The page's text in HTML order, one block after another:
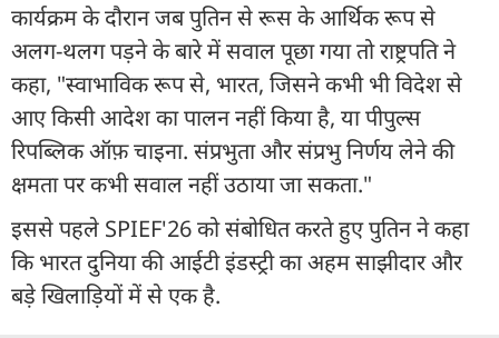
कार्यक्रम के दौरान जब पुतिन से रूस के आर्थिक रूप से
अलग-थलग पड़ने के बारे में सवाल पूछा गया तो राष्ट्रपति ने
कहा, "स्वाभाविक रूप से, भारत, जिसने कभी भी विदेश से
आए किसी आदेश का पालन नहीं किया है, या पीपुल्स
रिपब्लिक ऑफ़ चाइना. संप्रभुता और संप्रभु निर्णय लेने की
क्षमता पर कभी सवाल नहीं उठाया जा सकता."
इससे पहले SPIEF'26 को संबोधित करते हुए पुतिन ने कहा
कि भारत दुनिया की आईटी इंडस्ट्री का अहम साझीदार और
बड़े खिलाड़ियों में से एक है.